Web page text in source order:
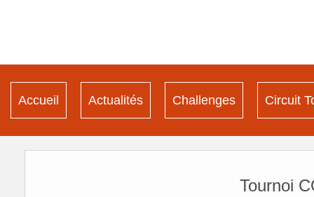
Accueil Actualités Challenges Circuit
Tournoi